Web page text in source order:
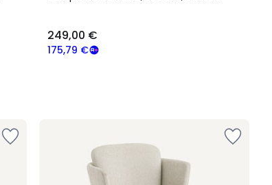
175,79 €
249,00 €